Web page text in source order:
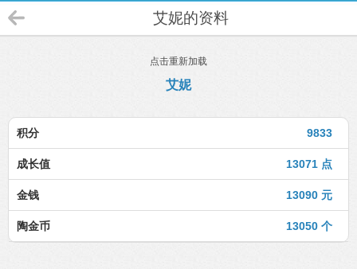
艾妮的资料
点击重新加载
艾妮
9833
积分
13071 点
成长值
13090 元
金钱
13050 个
陶金币